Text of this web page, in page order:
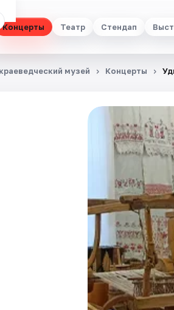
Концерты Театр Стендап
музей Концерты